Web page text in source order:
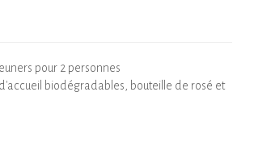
pour 2 personnes
biodégradables, bouteille de rosé et